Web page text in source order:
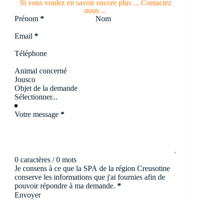
Si vous voulez en savoir encore plus ... Contactez
nous ...
Section
Prénom * Nom
Email *
Téléphone
Animal concerné
Objet de la demande
Votre message *
0 caractères / 0 mots
Je consens à ce que la SPA de la région Creusotine
conserve les informations que j'ai fournies afin de
pouvoir répondre à ma demande. *
Envoyer